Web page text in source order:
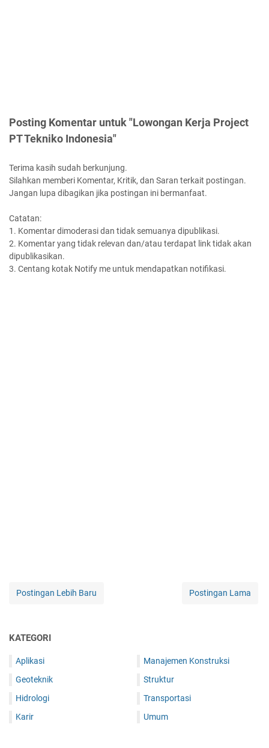
Posting Komentar untuk "Lowongan Kerja Project
PT Tekniko Indonesia"
Terima kasih sudah berkunjung.
Silahkan memberi Komentar, Kritik, dan Saran terkait postingan.
Jangan lupa dibagikan jika postingan ini bermanfaat.
Catatan:
1. Komentar dimoderasi dan tidak semuanya dipublikasi.
2. Komentar yang tidak relevan dan/atau terdapat link tidak akan
dipublikasikan.
3. Centang kotak Notify me untuk mendapatkan notifikasi.
Postingan Lebih Baru Postingan Lama
KATEGORI
Aplikasi
Geoteknik
Hidrologi
Karir
Manajemen Konstruksi
Struktur
Transportasi
Umum